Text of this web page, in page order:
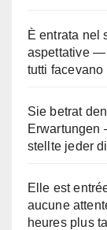
È entrata nel
aspettative —
tutti
Sie betrat
Erwartungen
stellte jeder
Elle est
aucune
heures plus